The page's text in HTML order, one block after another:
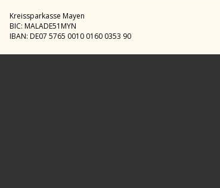
Kreissparkasse Mayen
BIC: MALADE51MYN
IBAN: DE07 5765 0010 0160 0353 90